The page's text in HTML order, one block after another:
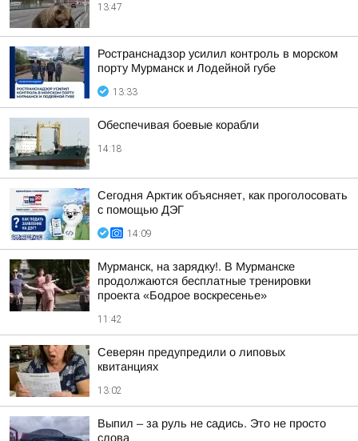
13:47
Ространснадзор усилил контроль в морском
порту Мурманск и Лодейной губе
13:33
Обеспечивая боевые корабли
14:18
Сегодня Арктик объясняет, как проголосовать
с помощью ДЭГ
14:09
Мурманск, на зарядку!. В Мурманске
продолжаются бесплатные тренировки
проекта «Бодрое воскресенье»
11:42
Северян предупредили о липовых
квитанциях
13:02
Выпил – за руль не садись. Это не просто
слова